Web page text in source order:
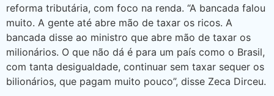
reforma tributária, com foco na renda. “A bancada falou
muito. A gente até abre mão de taxar os ricos. A
bancada disse ao ministro que abre mão de taxar os
milionários. O que não dá é para um país como o Brasil,
com tanta desigualdade, continuar sem taxar sequer os
bilionários, que pagam muito pouco”, disse Zeca Dirceu.